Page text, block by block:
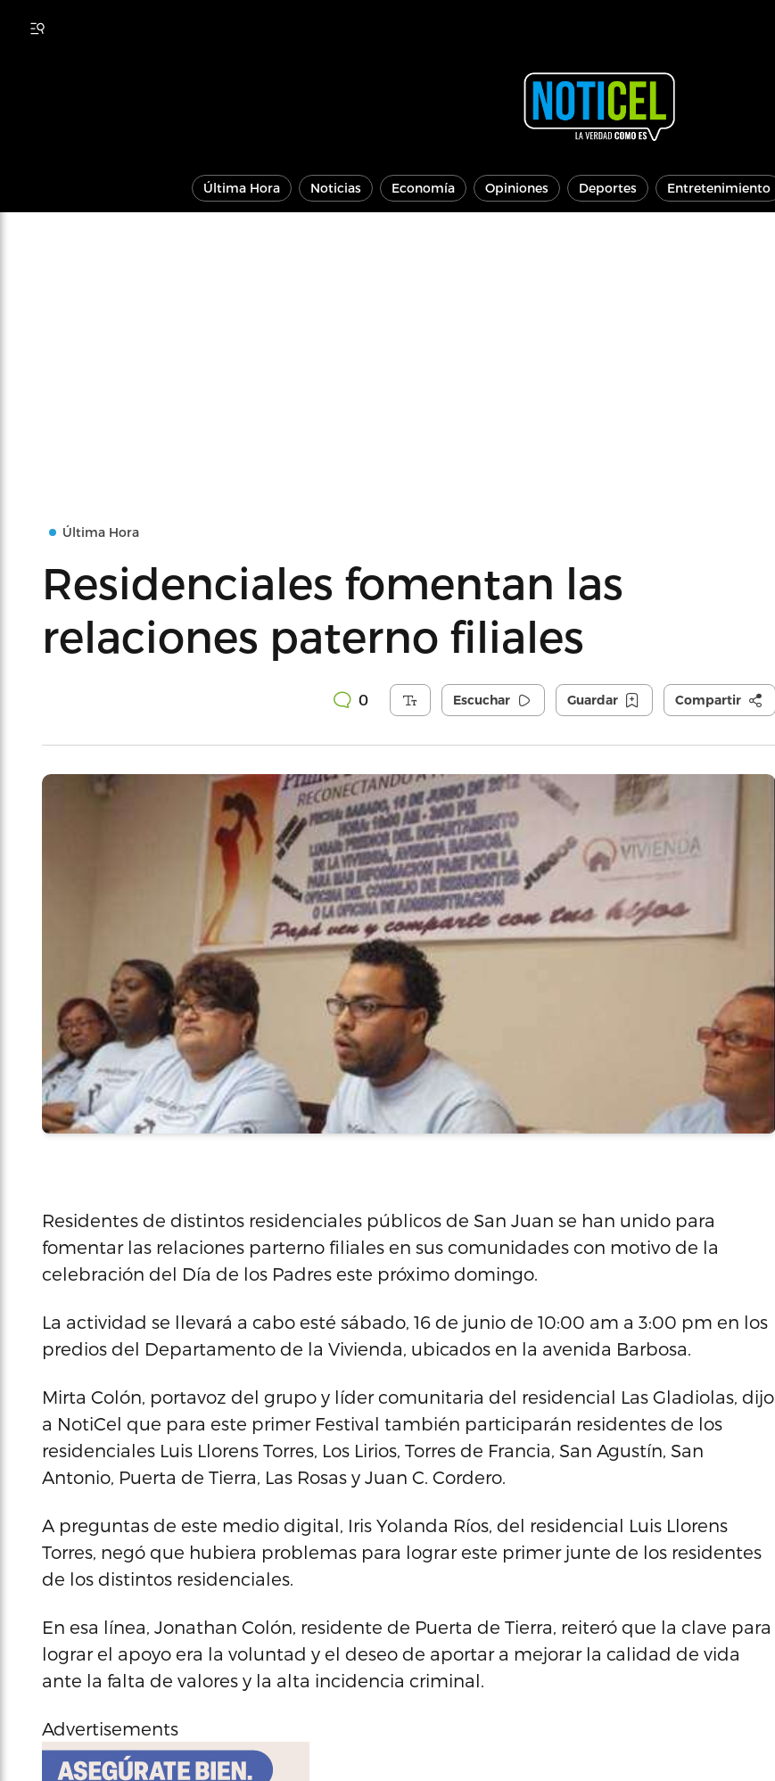
Última Hora Noticias Economía Opiniones Deportes Entretenimiento
Última Hora
Residenciales fomentan las
relaciones paterno filiales
0 Escuchar Guardar Compartir
Residentes de distintos residenciales públicos de San Juan se han unido para
fomentar las relaciones parterno filiales en sus comunidades con motivo de la
celebración del Día de los Padres este próximo domingo.
La actividad se llevará a cabo esté sábado, 16 de junio de 10:00 am a 3:00 pm en los
predios del Departamento de la Vivienda, ubicados en la avenida Barbosa.
Mirta Colón, portavoz del grupo y líder comunitaria del residencial Las Gladiolas, dijo
a NotiCel que para este primer Festival también participarán residentes de los
residenciales Luis Llorens Torres, Los Lirios, Torres de Francia, San Agustín, San
Antonio, Puerta de Tierra, Las Rosas y Juan C. Cordero.
A preguntas de este medio digital, Iris Yolanda Ríos, del residencial Luis Llorens
Torres, negó que hubiera problemas para lograr este primer junte de los residentes
de los distintos residenciales.
En esa línea, Jonathan Colón, residente de Puerta de Tierra, reiteró que la clave para
lograr el apoyo era la voluntad y el deseo de aportar a mejorar la calidad de vida
ante la falta de valores y la alta incidencia criminal.
Advertisements